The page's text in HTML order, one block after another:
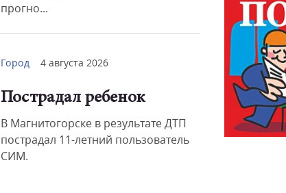
прогно...
Город 4 августа 2026
Пострадал ребенок
В Магнитогорске в результате ДТП
пострадал 11-летний пользователь
СИМ.